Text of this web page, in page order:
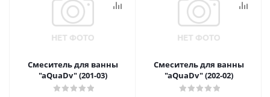
Смеситель для ванны
"aQuaDv" (201-03)
Смеситель для ванны
"aQuaDv" (202-02)